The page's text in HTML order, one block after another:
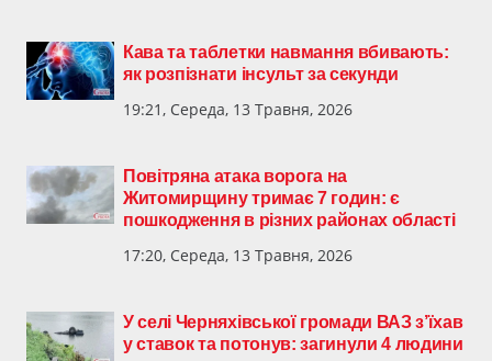
Кава та таблетки навмання вбивають:
як розпізнати інсульт за секунди
19:21, Середа, 13 Травня, 2026
Повітряна атака ворога на
Житомирщину тримає 7 годин: є
пошкодження в різних районах області
17:20, Середа, 13 Травня, 2026
У селі Черняхівської громади ВАЗ з’їхав
у ставок та потонув: загинули 4 людини